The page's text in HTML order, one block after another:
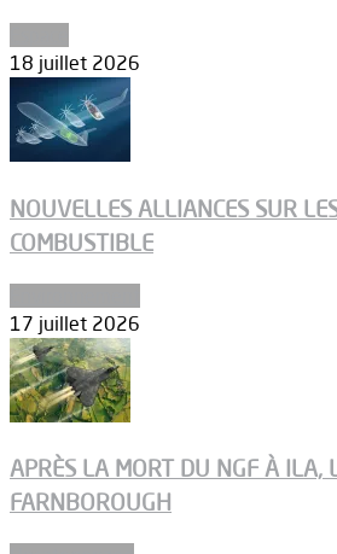
18 juillet 2026
NOUVELLES ALLIANCES SUR
COMBUSTIBLE
17 juillet 2026
APRÈS LA MORT DU NGF À ILA,
FARNBOROUGH